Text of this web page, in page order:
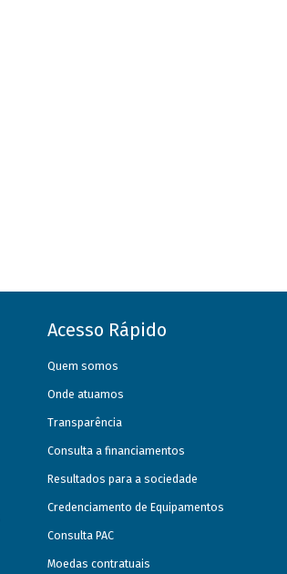
Acesso Rápido
Quem somos
Onde atuamos
Transparência
Consulta a financiamentos
Resultados para a sociedade
Credenciamento de Equipamentos
Consulta PAC
Moedas contratuais